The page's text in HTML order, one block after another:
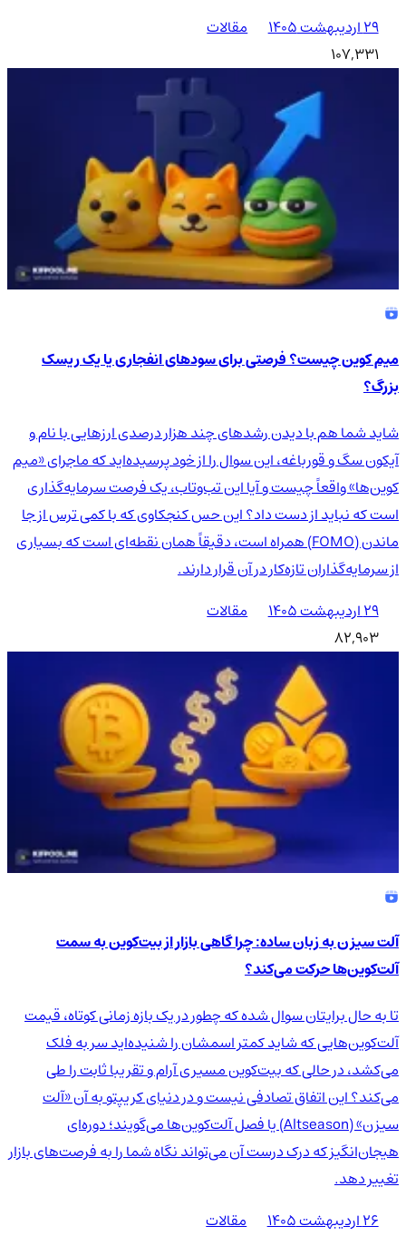
۲۹ اردیبهشت ۱۴۰۵
مقالات
107,331
میم کوین چیست؟ فرصتی برای سودهای انفجاری یا یک ریسک
بزرگ؟
شاید شما هم با دیدن رشدهای چند هزار درصدی ارزهایی با نام و
آیکون سگ و قورباغه، این سوال را از خود پرسیده‌اید که ماجرای «میم
کوین‌ها» واقعاً چیست و آیا این تب‌وتاب، یک فرصت سرمایه‌گذاری
است که نباید از دست داد؟ این حس کنجکاوی که با کمی ترس از جا
ماندن (FOMO) همراه است، دقیقاً همان نقطه‌ای است که بسیاری
از سرمایه‌گذاران تازه‌کار در آن قرار دارند.
۲۹ اردیبهشت ۱۴۰۵
مقالات
82,903
آلت سیزن به زبان ساده: چرا گاهی بازار از بیت‌کوین به سمت
آلت‌کوین‌ها حرکت می‌کند؟
تا به حال برایتان سوال شده که چطور در یک بازه زمانی کوتاه، قیمت
آلت‌کوین‌هایی که شاید کمتر اسمشان را شنیده‌اید سر به فلک
می‌کشد، در حالی که بیت‌کوین مسیری آرام و تقریبا ثابت را طی
می‌کند؟ این اتفاق تصادفی نیست و در دنیای کریپتو به آن «آلت
سیزن» (Altseason) یا فصل آلت‌کوین‌ها می‌گویند؛ دوره‌ای
هیجان‌انگیز که درک درست آن می‌تواند نگاه شما را به فرصت‌های بازار
تغییر دهد.
۲۶ اردیبهشت ۱۴۰۵
مقالات